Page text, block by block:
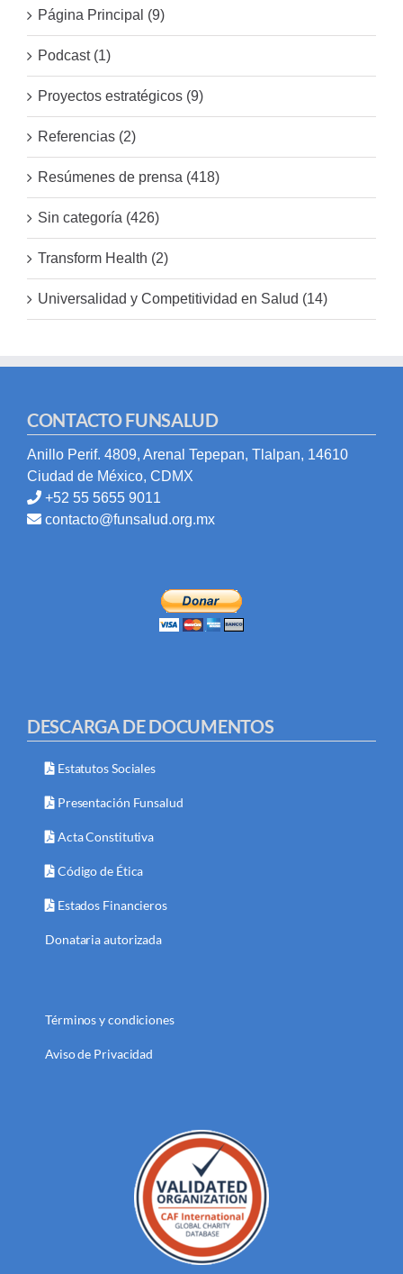
Página Principal (9)
Podcast (1)
Proyectos estratégicos (9)
Referencias (2)
Resúmenes de prensa (418)
Sin categoría (426)
Transform Health (2)
Universalidad y Competitividad en Salud (14)
CONTACTO FUNSALUD
Anillo Perif. 4809, Arenal Tepepan, Tlalpan, 14610
Ciudad de México, CDMX
+52 55 5655 9011
contacto@funsalud.org.mx
DESCARGA DE DOCUMENTOS
Estatutos Sociales
Presentación Funsalud
Acta Constitutiva
Código de Ética
Estados Financieros
Donataria autorizada
Términos y condiciones
Aviso de Privacidad